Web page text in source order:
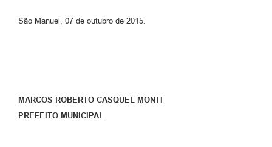
São Manuel, 07 de outubro de 2015.
MARCOS ROBERTO CASQUEL MONTI
PREFEITO MUNICIPAL